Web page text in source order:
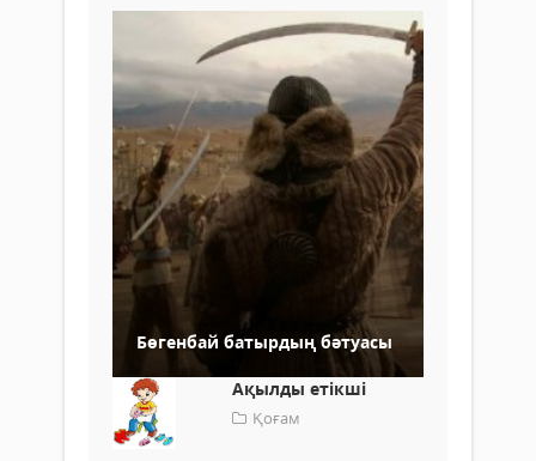
Бөгенбай батырдың бәтуасы
Ақылды етікші
Қоғам